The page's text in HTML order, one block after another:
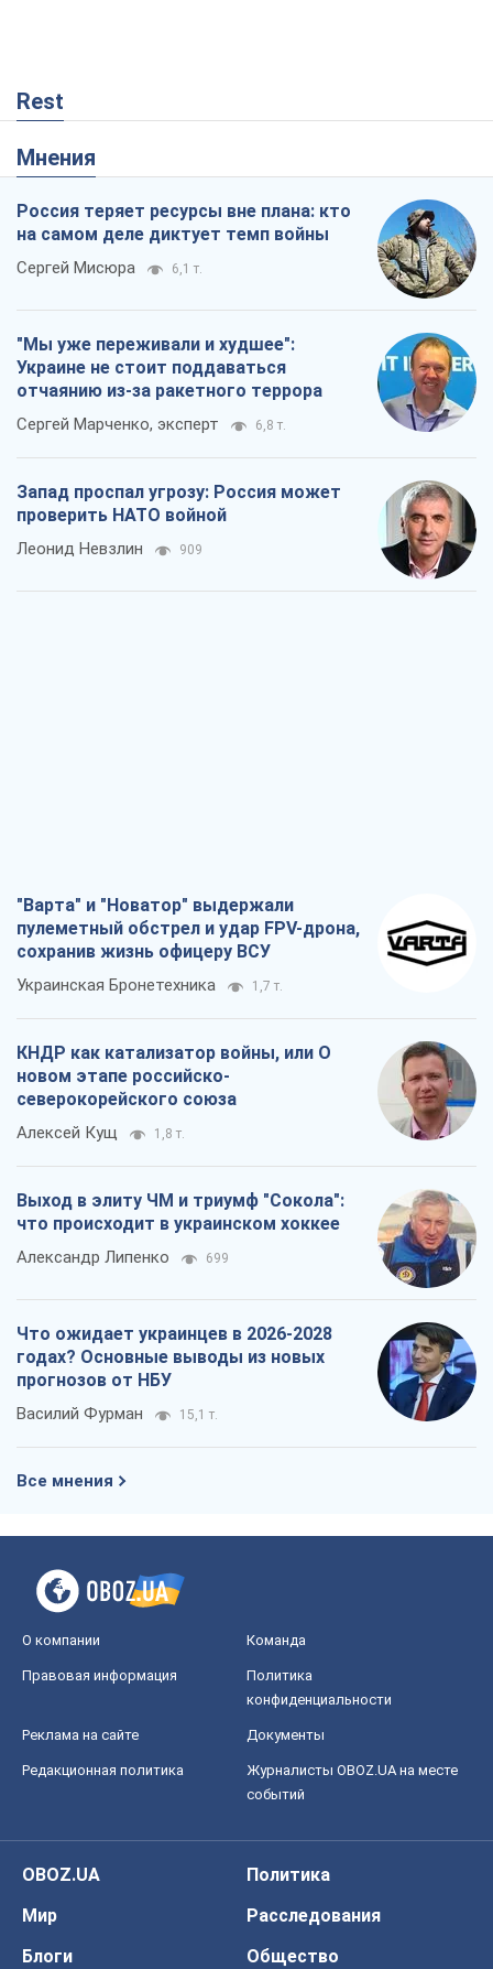
Rest
Мнения
Россия теряет ресурсы вне плана: кто
на самом деле диктует темп войны
Сергей Мисюра 6,1 т.
"Мы уже переживали и худшее":
Украине не стоит поддаваться
отчаянию из-за ракетного террора
Сергей Марченко, эксперт 6,8 т.
Запад проспал угрозу: Россия может
проверить НАТО войной
Леонид Невзлин 909
"Варта" и "Новатор" выдержали
пулеметный обстрел и удар FPV-дрона,
сохранив жизнь офицеру ВСУ
Украинская Бронетехника 1,7 т.
КНДР как катализатор войны, или О
новом этапе российско-
северокорейского союза
Алексей Кущ 1,8 т.
Выход в элиту ЧМ и триумф "Сокола":
что происходит в украинском хоккее
Александр Липенко 699
Что ожидает украинцев в 2026-2028
годах? Основные выводы из новых
прогнозов от НБУ
Василий Фурман 15,1 т.
Все мнения
О компании Команда
Правовая информация
Политика
конфиденциальности
Реклама на сайте Документы
Редакционная политика
Журналисты OBOZ.UA на месте
событий
OBOZ.UA
Политика
Мир
Расследования
Блоги
Общество